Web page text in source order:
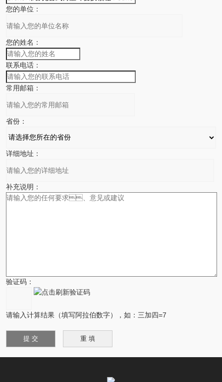
您的单位：
您的姓名：
联系电话：
常用邮箱：
省份：
详细地址：
补充说明：
验证码：
请输入计算结果（填写阿拉伯数字），如：三加四=7